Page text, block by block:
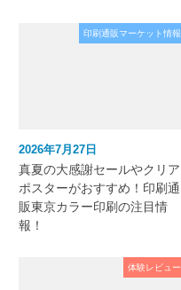
印刷通販マーケット情報
2026年7月27日
真夏の大感謝セールやクリア
ポスターがおすすめ！印刷通
販東京カラー印刷の注目情
報！
体験レビュー